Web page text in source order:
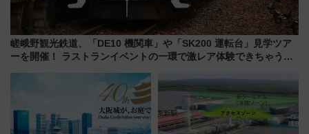
嵯峨野観光鉄道、「DE10 機関車」や「SK200 運転台」見学ツア
ーを開催！ ラストランイベントの一環で激レア体験できちゃうか